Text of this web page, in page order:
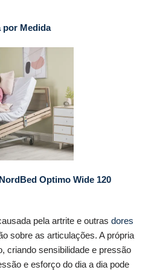
por Medida
Optimo Wide 120
pela artrite e outras dores
sobre as articulações. A própria
criando sensibilidade e pressão
e esforço do dia a dia pode